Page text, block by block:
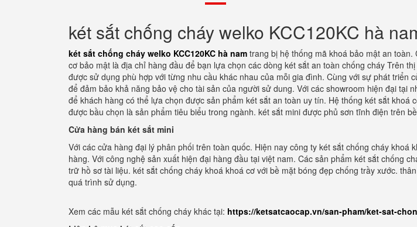
két sắt chống cháy welko KCC120KC hà
két sắt chống cháy welko KCC120KC hà nam trang bị hệ thống mã khoá bảo mật an
cơ bảo mật là địa chỉ hàng đầu để bạn lựa chọn các dòng két sắt an toàn chống cháy Trên
được sử dụng phù hợp với từng nhu cầu khác nhau của mỗi gia đình. Cùng với sự phát
để đảm bảo khả năng bảo vệ cho tài sản của người sử dung. Với các showroom hiện đại
để khách hàng có thể lựa chọn được sản phẩm két sắt an toàn uy tín. Hệ thống két sắt
được bầu chọn là sản phẩm tiêu biểu trong ngành. két sắt mini được phủ sơn tĩnh điện trên
Cửa hàng bán két sắt mini
Với các cửa hàng đại lý phân phối trên toàn quốc. Hiện nay công ty két sắt chống cháy
hàng. Với công nghệ sản xuất hiện đại hàng đầu tại việt nam. Các sản phẩm két sắt chống
trữ hồ sơ tài liệu. két sắt chống cháy khoá khoá cơ với bề mặt bóng đẹp chống trầy xước.
quá trình sử dụng.
Xem các mẫu két sắt chống cháy khác tại: https://ketsatcaocap.vn/san-pham/ket-sat-